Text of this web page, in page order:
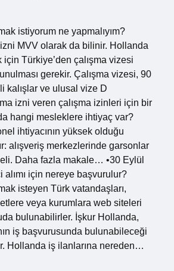
istiyorum ne yapmalıyım?
MVV olarak da bilinir. Hollanda
için Türkiye’den çalışma vizesi
gerekir. Çalışma vizesi, 90
kalışlar ve ulusal vize D
izni veren çalışma izinleri için bir
hangi mesleklere ihtiyaç var?
ihtiyacının yüksek olduğu
alışveriş merkezlerinde garsonlar
Daha fazla makale… •30 Eylül
için nereye başvurulur?
isteyen Türk vatandaşları,
veya kurumlara web siteleri
bulunabilirler. İşkur Hollanda,
iş başvurusunda bulunabileceği
Hollanda iş ilanlarına nereden…